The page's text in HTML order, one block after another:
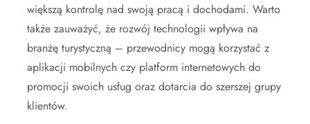
większą kontrolę nad swoją pracą i dochodami. Warto
także zauważyć, że rozwój technologii wpływa na
branżę turystyczną – przewodnicy mogą korzystać z
aplikacji mobilnych czy platform internetowych do
promocji swoich usług oraz dotarcia do szerszej grupy
klientów.